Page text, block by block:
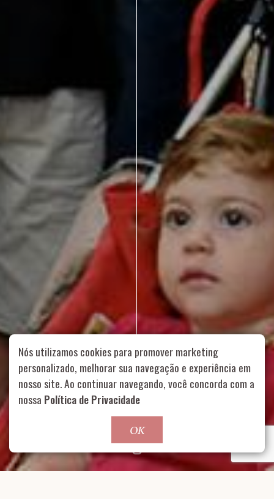
Rua Aurélia, 1714 – Vila Romana, São Paulo – SP |
55 11
99178-5848 | contato@nucleofood.com
Role para continar
Nós utilizamos cookies para promover marketing
personalizado, melhorar sua navegação e experiência em
nosso site. Ao continuar navegando, você concorda com a
nossa Política de Privacidade
OK